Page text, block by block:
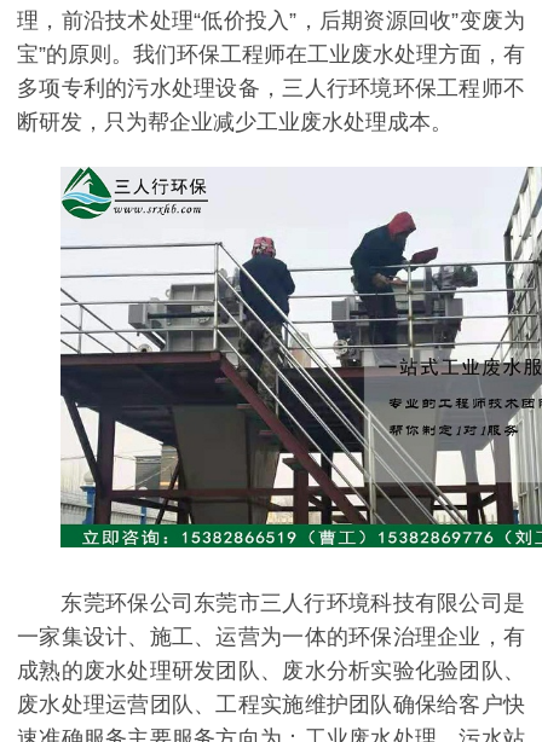
理，前沿技术处理“低价投入”，后期资源回收”变废为
宝”的原则。我们环保工程师在工业废水处理方面，有
多项专利的污水处理设备，三人行环境环保工程师不
断研发，只为帮企业减少工业废水处理成本。
东莞环保公司东莞市三人行环境科技有限公司是
一家集设计、施工、运营为一体的环保治理企业，有
成熟的废水处理研发团队、废水分析实验化验团队、
废水处理运营团队、工程实施维护团队确保给客户快